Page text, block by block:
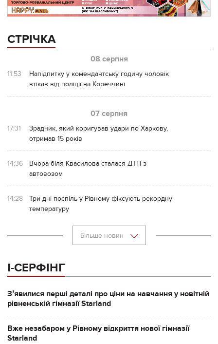
СТРІЧКА
08 серпня
11:53
Напідпитку у комендантську годину чоловік
втікав від поліції на Кореччині
07 серпня
17:31
Зрадник, який коригував удари по Харкову,
отримав 15 років
14:36
Вчора біля Квасилова сталася ДТП з
автовозом
14:28
Три дні поспіль у Рівному фіксують рекордну
температуру
Більше новин
І-СЕРФІНГ
Зʼявилися перші деталі про ціни на навчання у новітній
рівненській гімназії Starland
Вже незабаром у Рівному відкриття нової гімназії
Starland